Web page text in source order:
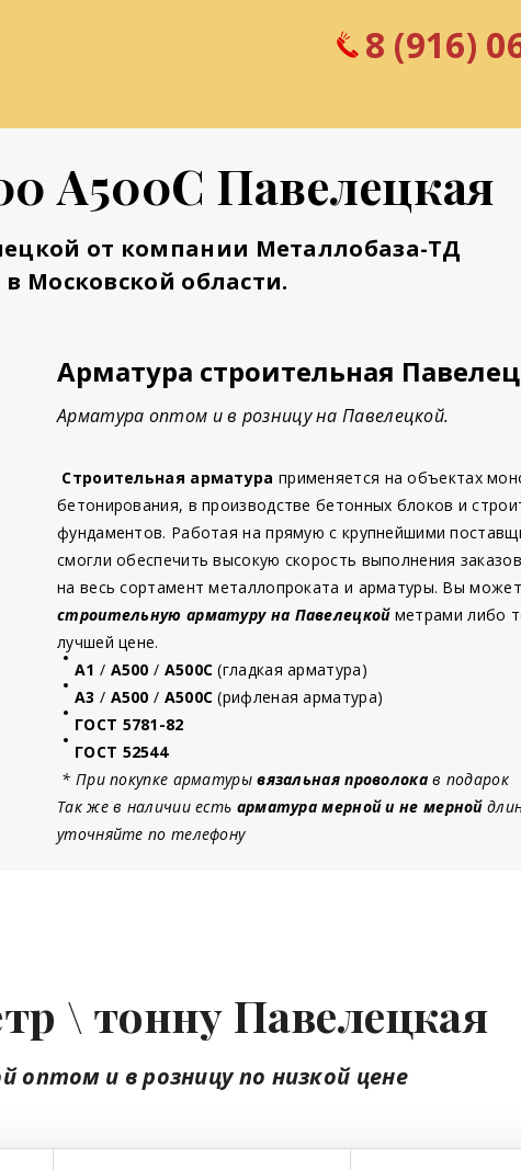
8 (916)
А500С Павелецкая
от компании Металлобаза-ТД
Московской области.
Арматура строительная
Арматура оптом и в розницу на Павелецкой.
Строительная арматура применяется на объектах
бетонирования, в производстве бетонных блоков и
фундаментов. Работая на прямую с крупнейшими
смогли обеспечить высокую скорость выполнения
на весь сортамент металлопроката и арматуры. Вы
строительную арматуру на Павелецкой метрами либо
лучшей цене.
А1 / А500 / А500С (гладкая арматура)
А3 / А500 / А500С (рифленая арматура)
ГОСТ 5781-82
ГОСТ 52544
* При покупке арматурывязальная проволокав подарок
Так же в наличии есть арматура мерной и не мерной
уточняйте по телефону
\ тонну Павелецкая
оптоми в розницупо низкой цене